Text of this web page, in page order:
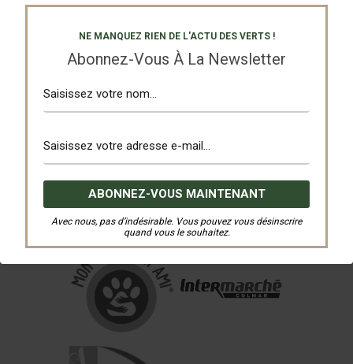
NE MANQUEZ RIEN DE L'ACTU DES VERTS !
Abonnez-Vous À La Newsletter
Avec nous, pas d’indésirable. Vous pouvez vous désinscrire
quand vous le souhaitez.